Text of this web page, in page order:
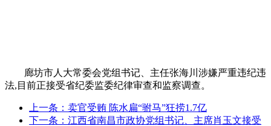
廊坊市人大常委会党组书记、主任张海川涉嫌严重违纪违
法,目前正接受省纪委监委纪律审查和监察调查。
上一条：卖官受贿 陈水扁“驸马”狂捞1.7亿
下一条：江西省南昌市政协党组书记、主席肖玉文接受